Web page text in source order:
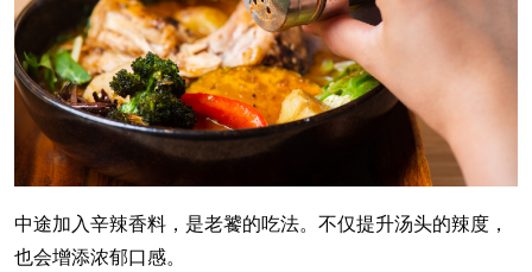
中途加入辛辣香料，是老饕的吃法。不仅提升汤头的辣度，
也会增添浓郁口感。